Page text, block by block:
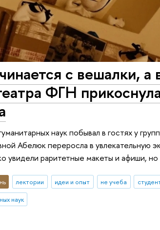
с вешалки,
ФГН
наук побывал в гостях у
Абелюк переросла в увлекательную
увидели раритетные макеты и афиши,
лектории идеи и опыт не учеба
наук